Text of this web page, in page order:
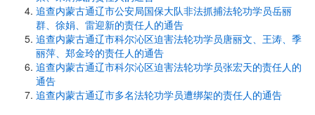
追查内蒙古通辽市公安局国保大队非法抓捕法轮功学员岳丽
群、徐娟、雷迎新的责任人的通告
追查内蒙古通辽市科尔沁区迫害法轮功学员唐丽文、王涛、季
丽萍、郑金玲的责任人的通告
追查内蒙古通辽市科尔沁区迫害法轮功学员张宏天的责任人的
通告
追查内蒙古通辽市多名法轮功学员遭绑架的责任人的通告